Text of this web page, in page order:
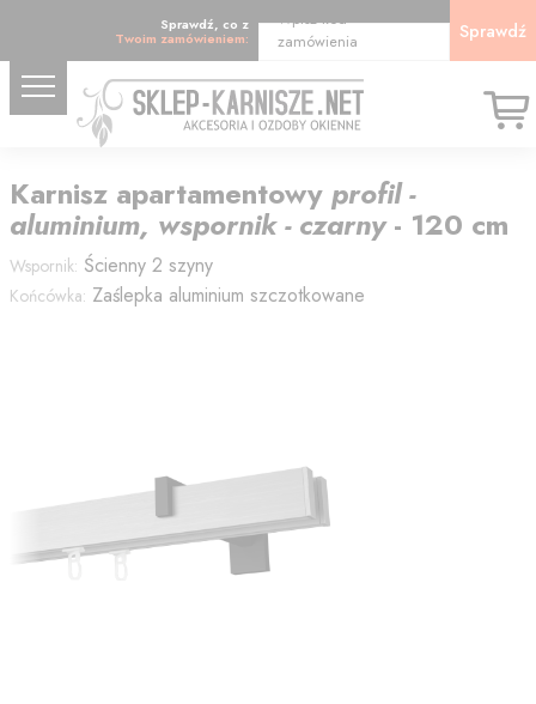
Sprawdź, co z
Twoim zamówieniem:
Wpisz kod
zamówienia
Sprawdź
Karnisz apartamentowy profil -
aluminium, wspornik - czarny- 120 cm
Wspornik: Ścienny 2 szyny
Końcówka: Zaślepka aluminium szczotkowane